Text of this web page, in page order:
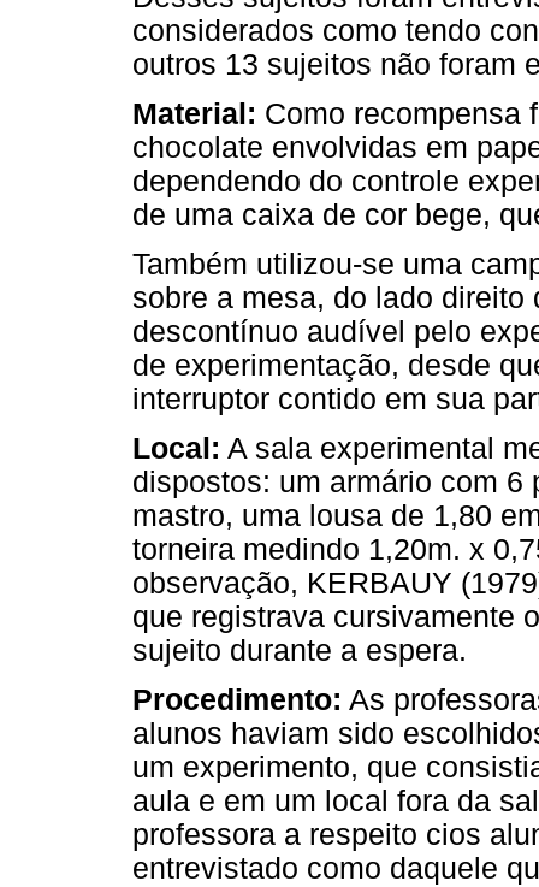
considerados como tendo
outros 13 sujeitos não foram
Material: Como recompensa
chocolate envolvidas em
dependendo do controle
de uma caixa de cor bege,
Também utilizou-se uma
sobre a mesa, do lado
descontínuo audível pelo
de experimentação, desde
interruptor contido em sua
Local: A sala experimental
dispostos: um armário com 6
mastro, uma lousa de 1,80
torneira medindo 1,20m. x
observação, KERBAUY
que registrava cursivamente
sujeito durante a espera.
Procedimento: As
alunos haviam sido
um experimento, que
aula e em um local fora da
professora a respeito cios
entrevistado como daquele